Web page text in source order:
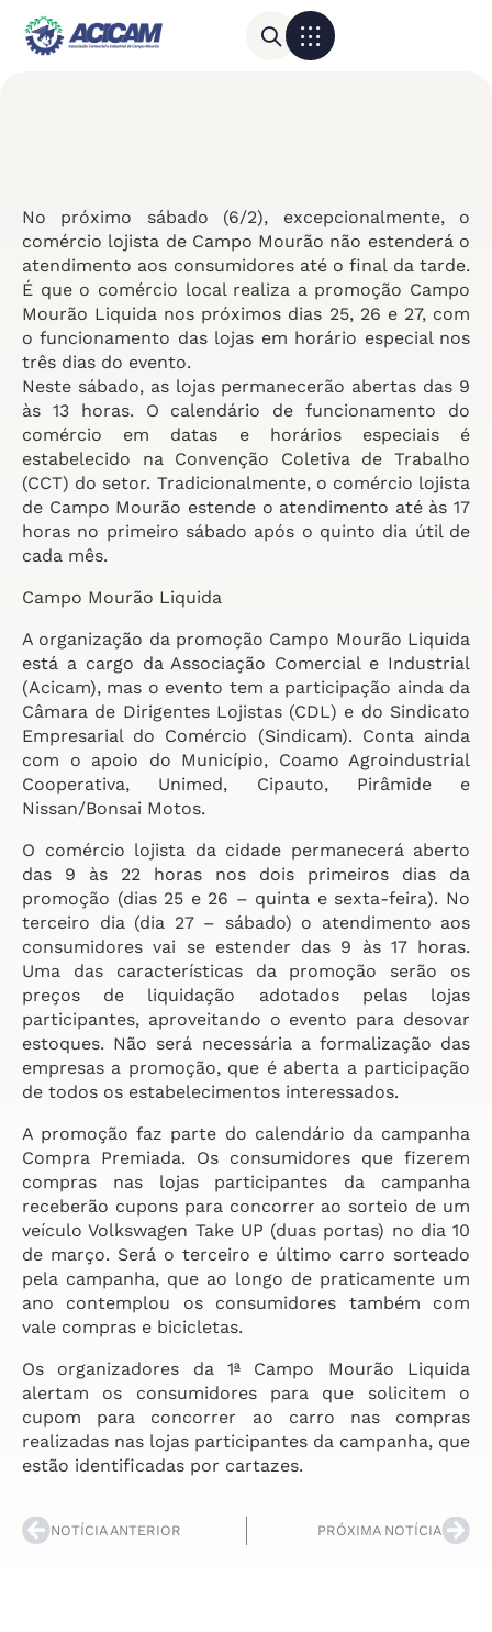
No próximo sábado (6/2), excepcionalmente, o
comércio lojista de Campo Mourão não estenderá o
atendimento aos consumidores até o final da tarde.
É que o comércio local realiza a promoção Campo
Mourão Liquida nos próximos dias 25, 26 e 27, com
o funcionamento das lojas em horário especial nos
três dias do evento.
Neste sábado, as lojas permanecerão abertas das 9
às 13 horas. O calendário de funcionamento do
comércio em datas e horários especiais é
estabelecido na Convenção Coletiva de Trabalho
(CCT) do setor. Tradicionalmente, o comércio lojista
de Campo Mourão estende o atendimento até às 17
horas no primeiro sábado após o quinto dia útil de
cada mês.
Campo Mourão Liquida
A organização da promoção Campo Mourão Liquida
está a cargo da Associação Comercial e Industrial
(Acicam), mas o evento tem a participação ainda da
Câmara de Dirigentes Lojistas (CDL) e do Sindicato
Empresarial do Comércio (Sindicam). Conta ainda
com o apoio do Município, Coamo Agroindustrial
Cooperativa, Unimed, Cipauto, Pirâmide e
Nissan/Bonsai Motos.
O comércio lojista da cidade permanecerá aberto
das 9 às 22 horas nos dois primeiros dias da
promoção (dias 25 e 26 – quinta e sexta-feira). No
terceiro dia (dia 27 – sábado) o atendimento aos
consumidores vai se estender das 9 às 17 horas.
Uma das características da promoção serão os
preços de liquidação adotados pelas lojas
participantes, aproveitando o evento para desovar
estoques. Não será necessária a formalização das
empresas a promoção, que é aberta a participação
de todos os estabelecimentos interessados.
A promoção faz parte do calendário da campanha
Compra Premiada. Os consumidores que fizerem
compras nas lojas participantes da campanha
receberão cupons para concorrer ao sorteio de um
veículo Volkswagen Take UP (duas portas) no dia 10
de março. Será o terceiro e último carro sorteado
pela campanha, que ao longo de praticamente um
ano contemplou os consumidores também com
vale compras e bicicletas.
Os organizadores da 1ª Campo Mourão Liquida
alertam os consumidores para que solicitem o
cupom para concorrer ao carro nas compras
realizadas nas lojas participantes da campanha, que
estão identificadas por cartazes.
NOTÍCIA ANTERIOR PRÓXIMA NOTÍCIA